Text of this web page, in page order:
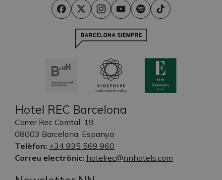
Hotel REC Barcelona
Carrer Rec Comtal, 19.
08003 Barcelona, Espanya
Telèfon: +34 935 569 960
Correu electrònic: hotelrec@nnhotels.com